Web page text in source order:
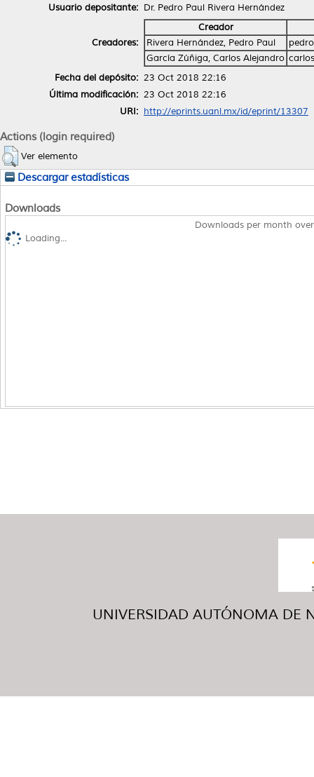
Usuario depositante: Dr. Pedro Paul Rivera Hernández
Creadores:
Creador
Rivera Hernández, Pedro Paul
García Zúñiga, Carlos Alejandro
Fecha del depósito: 23 Oct 2018 22:16
Última modificación: 23 Oct 2018 22:16
URI: http://eprints.uanl.mx/id/eprint/13307
Actions (login required)
Ver elemento
Descargar estadísticas
Downloads
Downloads per month
Loading...
UNIVERSIDAD AUTÓNOMA DE